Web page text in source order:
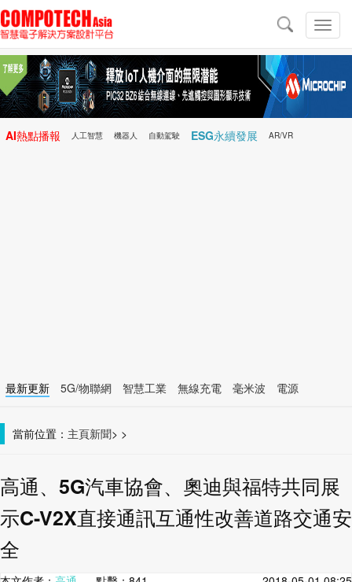
切
換
導
導
航
AI熱點播報 人工智慧 機器人 自動駕駛 ESG永續發展 AR/VR
最新更新 5G/物聯網 智慧工業 無線充電 毫米波
電源
當前位置： 主頁 >
新聞 >
高通、5G汽車協會、奧迪與福特共同展
示C-V2X直接通訊互通性改善道路交通安
全